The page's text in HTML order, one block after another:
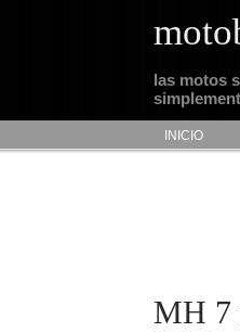
las motos
INICIO
MH 7